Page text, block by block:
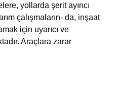
yollarda şerit ayırıcı
çalışmaların- da, inşaat
için uyarıcı ve
Araçlara zarar